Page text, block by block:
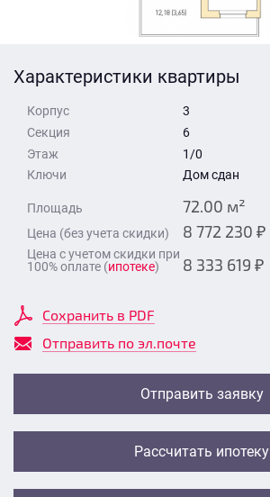
Характеристики квартиры
Корпус
3
Секция
6
Этаж
1/0
Ключи
Дом сдан
Площадь 72.00 м²
Цена (без учета скидки) 8 772 230 ₽
Цена с учетом скидки при
100% оплате (ипотеке) 8 333 619 ₽
Сохранить в PDF
Отправить по эл.почте
Отправить заявку
Рассчитать ипотеку
Отправить
Отправить